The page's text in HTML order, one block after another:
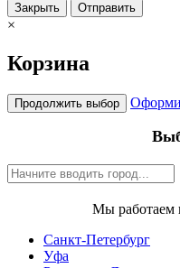
Закрыть Отправить
×
Корзина
Продолжить выбор
Мы работаем
Санкт-Петербург
Уфа